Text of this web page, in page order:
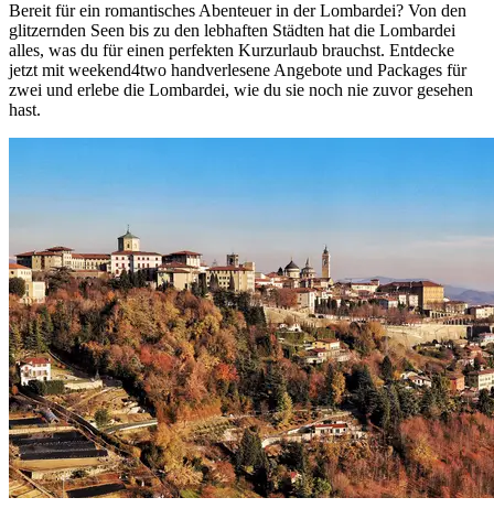
Bereit für ein romantisches Abenteuer in der Lombardei? Von den
glitzernden Seen bis zu den lebhaften Städten hat die Lombardei
alles, was du für einen perfekten Kurzurlaub brauchst. Entdecke
jetzt mit weekend4two handverlesene Angebote und Packages für
zwei und erlebe die Lombardei, wie du sie noch nie zuvor gesehen
hast.